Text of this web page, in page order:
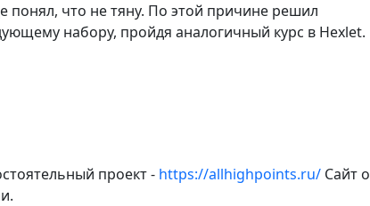
понял, что не тяну. По этой причине решил
набору, пройдя аналогичный курс в Hexlet.
проект - https://allhighpoints.ru/Сайт о